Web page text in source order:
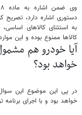
دستوری اشاره دارد،
به استثنای کالاهای
کالاها ممنوع بوده و این
آیا خودرو هم
خواهد بود؟
در پی این موضوع این
خواهد بود و با اجرای